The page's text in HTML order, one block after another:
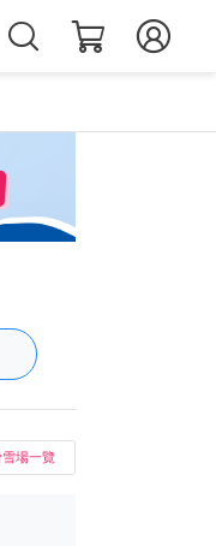
場一覽